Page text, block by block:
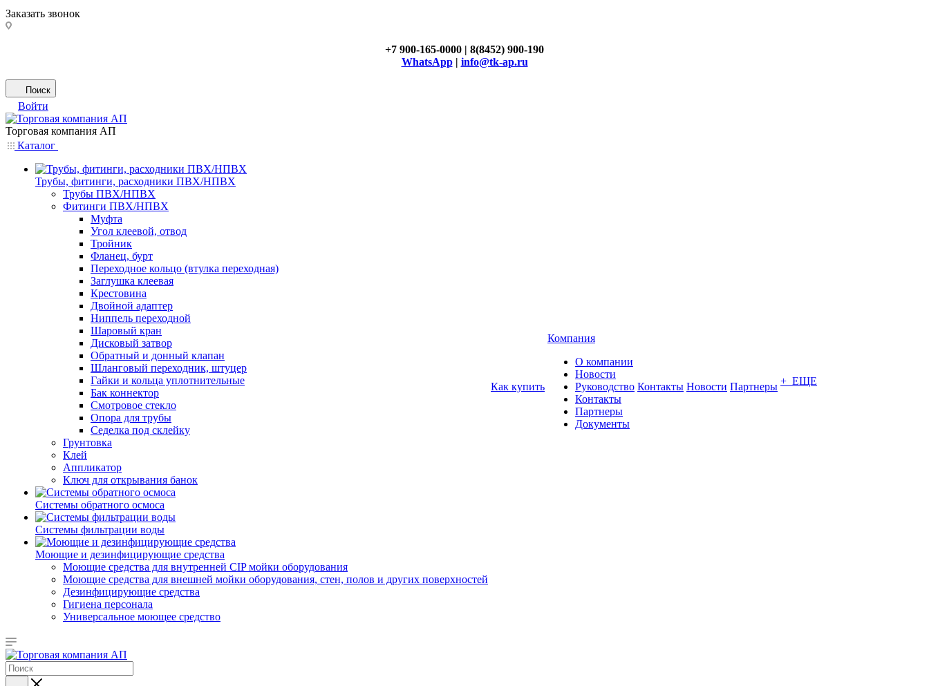
Заказать звонок
+7 900-165-0000 | 8(8452) 900-190
WhatsApp| info@tk-ap.ru
Поиск
Войти
Торговая компания АП
Каталог
Трубы, фитинги, расходники ПВХ/НПВХ
Трубы ПВХ/НПВХ
Фитинги ПВХ/НПВХ
Муфта
Угол клеевой, отвод
Тройник
Фланец, бурт
Переходное кольцо (втулка переходная)
Заглушка клеевая
Крестовина
Двойной адаптер
Ниппель переходной
Шаровый кран
Дисковый затвор
Обратный и донный клапан
Шланговый переходник, штуцер
Гайки и кольца уплотнительные
Бак коннектор
Смотровое стекло
Опора для трубы
Седелка под склейку
Грунтовка
Клей
Аппликатор
Ключ для открывания банок
Системы обратного осмоса
Системы фильтрации воды
Моющие и дезинфицирующие средства
Моющие средства для внутренней CIP мойки оборудования
Моющие средства для внешней мойки оборудования, стен, полов и других поверхностей
Дезинфицирующие средства
Гигиена персонала
Универсальное моющее средство
Как купить
Компания
О компании
Новости
Руководство
Контакты
Партнеры
Документы
Контакты Новости Партнеры + ЕЩЕ